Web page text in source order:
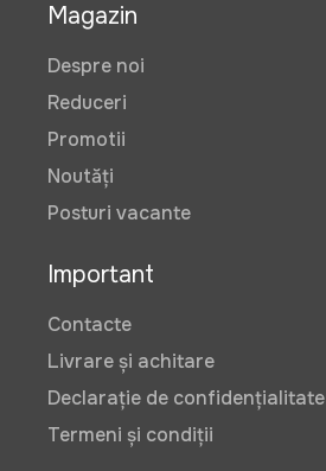
Magazin
Despre noi
Reduceri
Promotii
Noutăți
Posturi vacante
Important
Contacte
Livrare și achitare
Declarație de confidențialitate
Termeni și condiții